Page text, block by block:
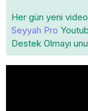
Her gün yeni
Seyyah Pro
Destek Olmayı